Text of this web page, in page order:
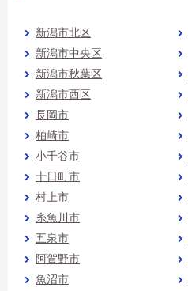
新潟市北区
新潟市中央区
新潟市秋葉区
新潟市西区
長岡市
柏崎市
小千谷市
十日町市
村上市
糸魚川市
五泉市
阿賀野市
魚沼市